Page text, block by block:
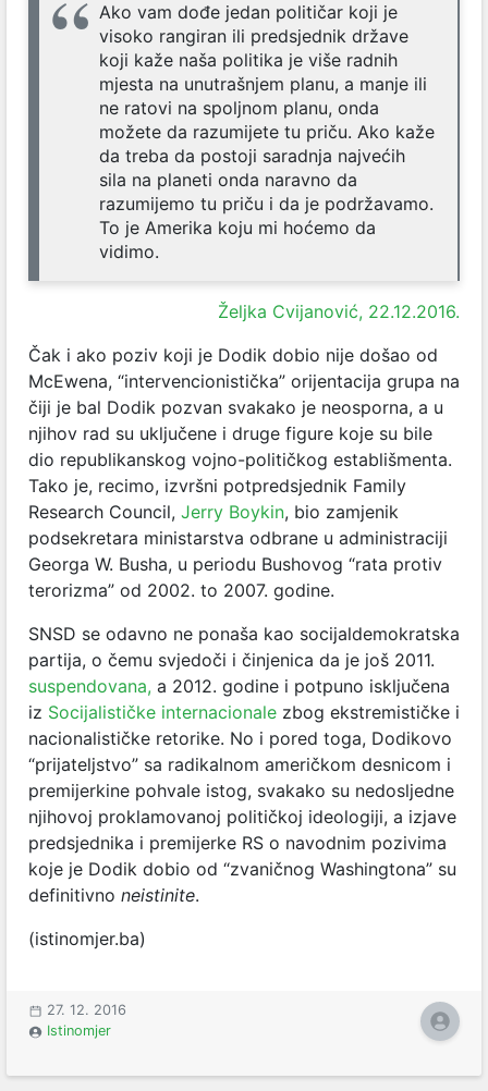
Ako vam dođe jedan političar koji je
visoko rangiran ili predsjednik države
koji kaže naša politika je više radnih
mjesta na unutrašnjem planu, a manje ili
ne ratovi na spoljnom planu, onda
možete da razumijete tu priču. Ako kaže
da treba da postoji saradnja najvećih
sila na planeti onda naravno da
razumijemo tu priču i da je podržavamo.
To je Amerika koju mi hoćemo da
vidimo.
Željka Cvijanović, 22.12.2016.
Čak i ako poziv koji je Dodik dobio nije došao od
McEwena, “intervencionistička” orijentacija grupa na
čiji je bal Dodik pozvan svakako je neosporna, a u
njihov rad su uključene i druge figure koje su bile
dio republikanskog vojno-političkog establišmenta.
Tako je, recimo, izvršni potpredsjednik Family
Research Council, Jerry Boykin, bio zamjenik
podsekretara ministarstva odbrane u administraciji
Georga W. Busha, u periodu Bushovog “rata protiv
terorizma” od 2002. to 2007. godine.
SNSD se odavno ne ponaša kao socijaldemokratska
partija, o čemu svjedoči i činjenica da je još 2011.
suspendovana, a 2012. godine i potpuno isključena
iz Socijalističke internacionale zbog ekstremističke i
nacionalističke retorike. No i pored toga, Dodikovo
“prijateljstvo” sa radikalnom američkom desnicom i
premijerkine pohvale istog, svakako su nedosljedne
njihovoj proklamovanoj političkoj ideologiji, a izjave
predsjednika i premijerke RS o navodnim pozivima
koje je Dodik dobio od “zvaničnog Washingtona” su
definitivno neistinite.
(istinomjer.ba)
27. 12. 2016
Istinomjer